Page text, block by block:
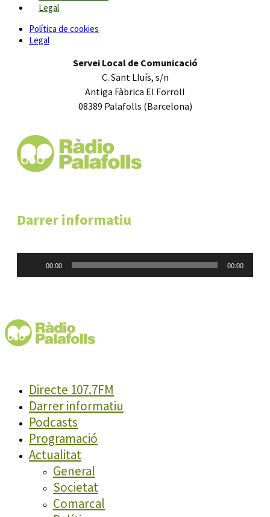
Legal
Política de cookies
Legal
Servei Local de Comunicació
C. Sant Lluís, s/n
Antiga Fàbrica El Forroll
08389 Palafolls (Barcelona)
Darrer informatiu
00:00 00:00
Directe 107.7FM
Darrer informatiu
Podcasts
Programació
Actualitat
General
Societat
Comarcal